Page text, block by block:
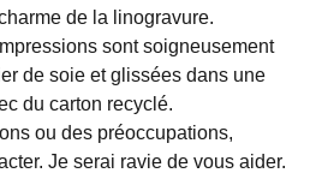
de la linogravure.
sont soigneusement
de soie et glissées dans une
du carton recyclé.
ou des préoccupations,
Je serai ravie de vous aider.